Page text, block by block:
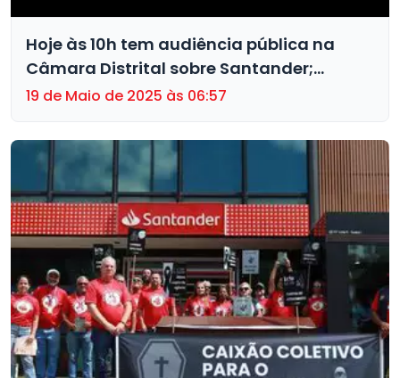
Hoje às 10h tem audiência pública na
Câmara Distrital sobre Santander;
assista aqui
19 de Maio de 2025 às 06:57